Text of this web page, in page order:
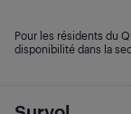
Pour les résidents du
disponibilité dans la